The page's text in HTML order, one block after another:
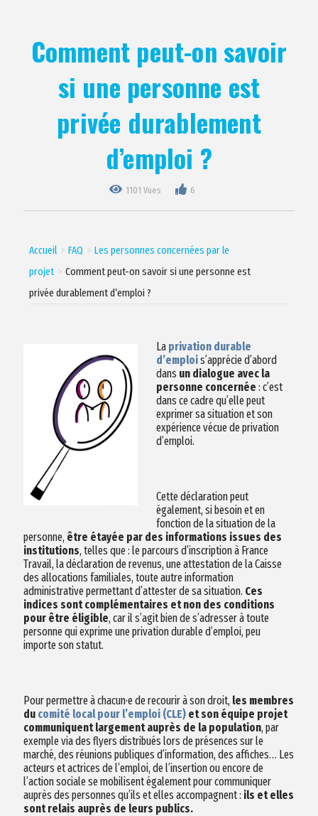
Comment peut-on savoir
si une personne est
privée durablement
d’emploi ?
1101 Vues 6
Accueil FAQ
Les personnes concernées par le
projet
Comment peut-on savoir si une personne est
privée durablement d’emploi ?
La privation durable
d’emplois’apprécie d’abord
dans un dialogue avec la
personne concernée : c’est
dans ce cadre qu’elle peut
exprimer sa situation et son
expérience vécue de privation
d’emploi.
Cette déclaration peut
également, si besoin et en
fonction de la situation de la
personne, être étayée par des informations issues des
institutions, telles que : le parcours d’inscription à France
Travail, la déclaration de revenus, une attestation de la Caisse
des allocations familiales, toute autre information
administrative permettant d’attester de sa situation. Ces
indices sont complémentaires et non des conditions
pour être éligible, car il s’agit bien de s’adresser à toute
personne qui exprime une privation durable d’emploi, peu
importe son statut.
Pour permettre à chacun·e de recourir à son droit, les membres
du comité local pour l’emploi (CLE)et son équipe projet
communiquent largement auprès de la population, par
exemple via des flyers distribués lors de présences sur le
marché, des réunions publiques d’information, des affiches… Les
acteurs et actrices de l’emploi, de l’insertion ou encore de
l’action sociale se mobilisent également pour communiquer
auprès des personnes qu’ils et elles accompagnent : ils et elles
sont relais auprès de leurs publics.